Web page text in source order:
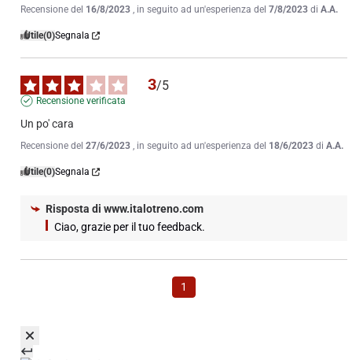
Recensione del 16/8/2023 , in seguito ad un'esperienza del 7/8/2023 di A.A.
Utile(0)Segnala
3/5
Recensione verificata
Un po' cara
Recensione del 27/6/2023 , in seguito ad un'esperienza del 18/6/2023 di A.A.
Utile(0)Segnala
Risposta di www.italotreno.com
Ciao, grazie per il tuo feedback.
1